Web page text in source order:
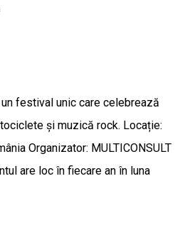
festival unic care celebrează
și muzică rock. Locație:
Organizator: MULTICONSULT
are loc în fiecare an în luna